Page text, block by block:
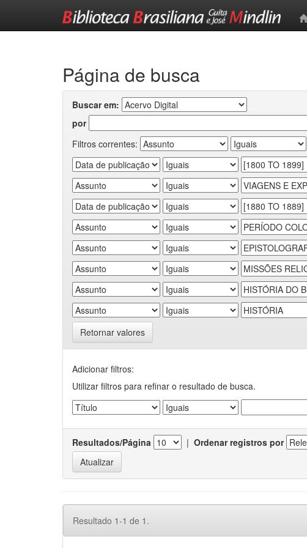
Página de busca
Buscar em:
por
Filtros correntes:
Retornar valores
Adicionar filtros:
Utilizar filtros para refinar o resultado de busca.
Resultados/Página | Ordenar registros por
Resultado 1-1 de 1.